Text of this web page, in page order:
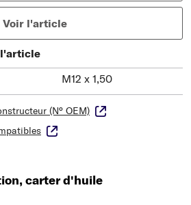
Voir l'article
M12 x 1,50
(N° OEM)
carter d'huile